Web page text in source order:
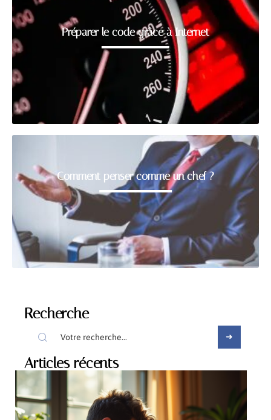
Préparer le code grâce à Internet
Comment penser comme un chef ?
Recherche
Articles récents